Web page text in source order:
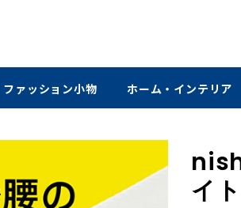
ファッション小物 ホーム・インテリア
イ